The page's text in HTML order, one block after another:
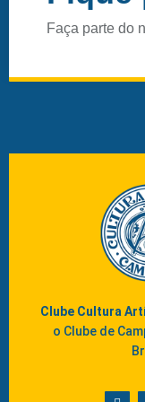
Faça parte do
Clube Cultura
o Clube de